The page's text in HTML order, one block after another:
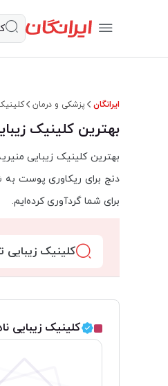
ایرانگان پزشکی و درمان
بهترین کلینیک
بهترین کلینیک زیبایی
دنج برای ریکاوری پوست به
برای شما گردآوری کرده‌ایم.
کلینیک زیبایی
کلینیک زیبایی